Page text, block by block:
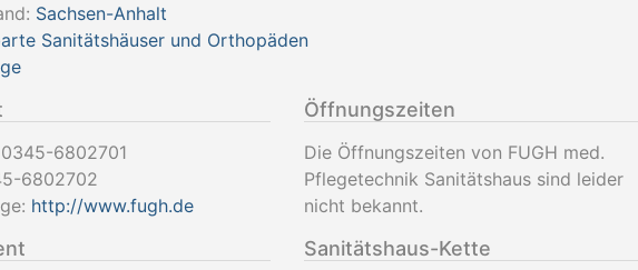
Sachsen-Anhalt
Sanitätshäuser und Orthopäden
0345-6802701
6802702
http://www.fugh.de
Öffnungszeiten
Die Öffnungszeiten von FUGH med.
Pflegetechnik Sanitätshaus sind leider
nicht bekannt.
Sanitätshaus-Kette